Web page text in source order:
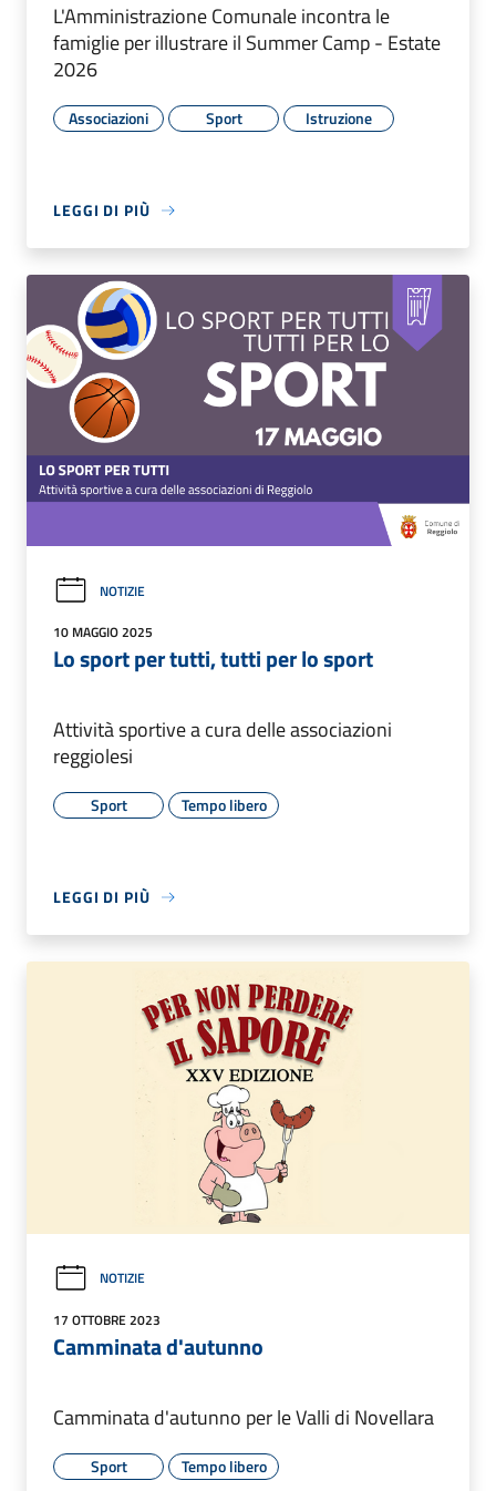
L'Amministrazione Comunale incontra le
famiglie per illustrare il Summer Camp - Estate
2026
Associazioni Sport Istruzione
LEGGI DI PIÙ
NOTIZIE
10 MAGGIO 2025
Lo sport per tutti, tutti per lo sport
Attività sportive a cura delle associazioni
reggiolesi
Sport Tempo libero
LEGGI DI PIÙ
NOTIZIE
17 OTTOBRE 2023
Camminata d'autunno
Camminata d'autunno per le Valli di Novellara
Sport Tempo libero